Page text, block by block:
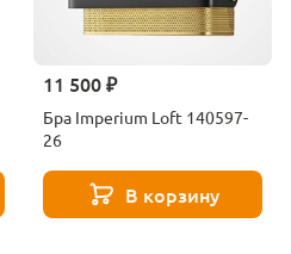
11 500 ₽
Бра Imperium Loft 140597-
26
В корзину